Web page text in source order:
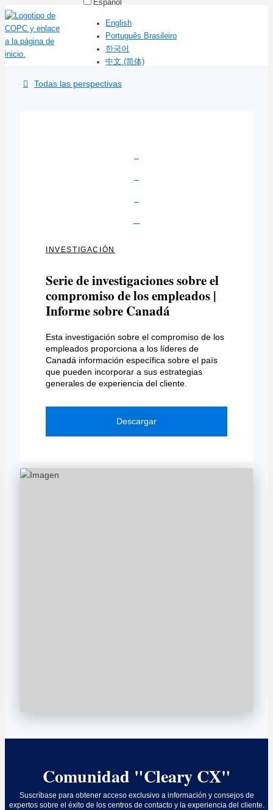
Español
English
Português Brasileiro
한국어
中文 (简体)
Todas las perspectivas
INVESTIGACIÓN
Serie de investigaciones sobre el
compromiso de los empleados |
Informe sobre Canadá
Esta investigación sobre el compromiso de los
empleados proporciona a los líderes de
Canadá información específica sobre el país
que pueden incorporar a sus estrategias
generales de experiencia del cliente.
Descargar
Comunidad "Cleary CX"
Suscríbase para obtener acceso exclusivo a información y consejos de
expertos sobre el éxito de los centros de contacto y la experiencia del cliente.